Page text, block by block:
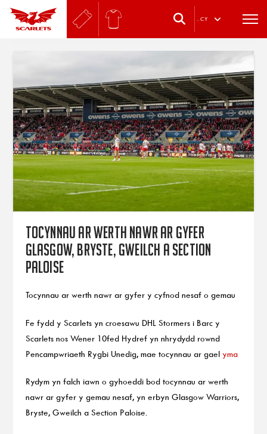
. CY
Tocynnau ar werth nawr ar gyfer
Glasgow, Bryste, Gweilch a Section
Paloise
Tocynnau ar werth nawr ar gyfer y cyfnod nesaf o gemau
Fe fydd y Scarlets yn croesawu DHL Stormers i Barc y
Scarlets nos Wener 10fed Hydref yn nhrydydd rownd
Pencampwriaeth Rygbi Unedig, mae tocynnau ar gael yma
Rydym yn falch iawn o gyhoeddi bod tocynnau ar werth
nawr ar gyfer y gemau nesaf, yn erbyn Glasgow Warriors,
Bryste, Gweilch a Section Paloise.